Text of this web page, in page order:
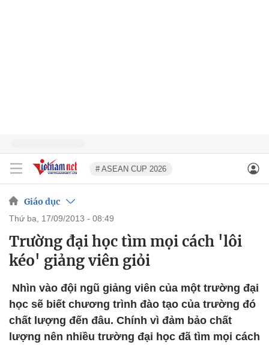
# ASEAN CUP 2026
Giáo dục
thứ ba, 17/09/2013 - 08:49
Trường đại học tìm mọi cách 'lôi
kéo' giảng viên giỏi
Nhìn vào đội ngũ giảng viên của một trường đại
học sẽ biết chương trình đào tạo của trường đó
chất lượng đến đâu. Chính vì đảm bảo chất
lượng nên nhiều trường đại học đã tìm mọi cách